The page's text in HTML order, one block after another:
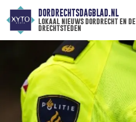
DORDRECHTSDAGBLAD.NL
lokaal nieuws dordrecht en de
drechtsteden